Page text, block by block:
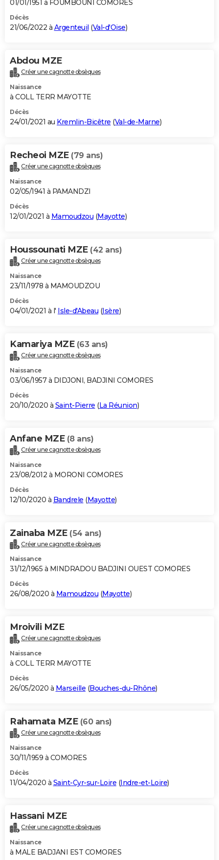
01/01/1951 à FOUMBOUNI COMORES
Décès
21/06/2022 à Argenteuil (Val-d'Oise)
Abdou MZE
Créer une cagnotte obsèques
Naissance
à COLL TERR MAYOTTE
Décès
24/01/2021 au Kremlin-Bicêtre (Val-de-Marne)
Recheoi MZE (79 ans)
Créer une cagnotte obsèques
Naissance
02/05/1941 à PAMANDZI
Décès
12/01/2021 à Mamoudzou (Mayotte)
Houssounati MZE (42 ans)
Créer une cagnotte obsèques
Naissance
23/11/1978 à MAMOUDZOU
Décès
04/01/2021 à l' Isle-d'Abeau (Isère)
Kamariya MZE (63 ans)
Créer une cagnotte obsèques
Naissance
03/06/1957 à DIDJONI, BADJINI COMORES
Décès
20/10/2020 à Saint-Pierre (La Réunion)
Anfane MZE (8 ans)
Créer une cagnotte obsèques
Naissance
23/08/2012 à MORONI COMORES
Décès
12/10/2020 à Bandrele (Mayotte)
Zainaba MZE (54 ans)
Créer une cagnotte obsèques
Naissance
31/12/1965 à MINDRADOU BADJINI OUEST COMORES
Décès
26/08/2020 à Mamoudzou (Mayotte)
Mroivili MZE
Créer une cagnotte obsèques
Naissance
à COLL TERR MAYOTTE
Décès
26/05/2020 à Marseille (Bouches-du-Rhône)
Rahamata MZE (60 ans)
Créer une cagnotte obsèques
Naissance
30/11/1959 à COMORES
Décès
11/04/2020 à Saint-Cyr-sur-Loire (Indre-et-Loire)
Hassani MZE
Créer une cagnotte obsèques
Naissance
à MALE BADJANI EST COMORES